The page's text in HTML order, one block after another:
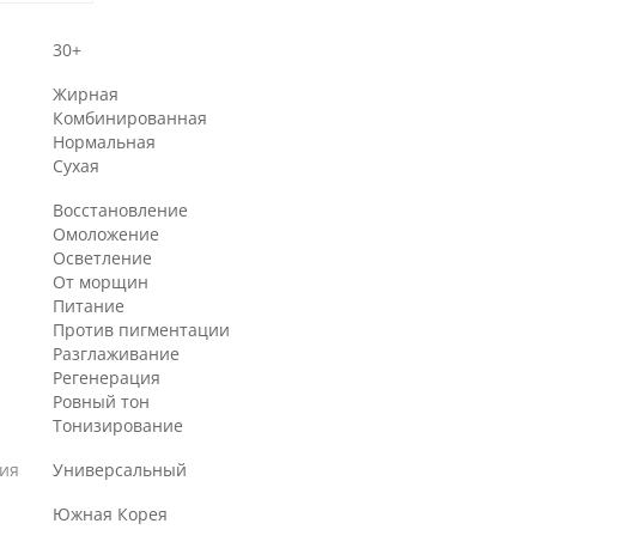
30+
Жирная
Комбинированная
Нормальная
Сухая
Восстановление
Омоложение
Осветление
От морщин
Питание
Против пигментации
Разглаживание
Регенерация
Ровный тон
Тонизирование
Универсальный
Южная Корея